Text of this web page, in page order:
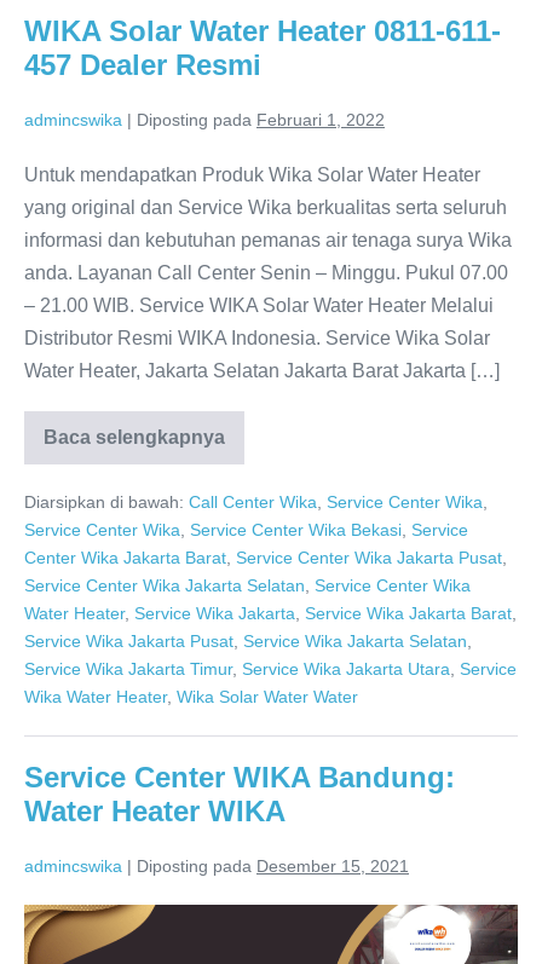
WIKA Solar Water Heater 0811-611-
457 Dealer Resmi
admincswika | Diposting pada Februari 1, 2022
Untuk mendapatkan Produk Wika Solar Water Heater
yang original dan Service Wika berkualitas serta seluruh
informasi dan kebutuhan pemanas air tenaga surya Wika
anda. Layanan Call Center Senin – Minggu. Pukul 07.00
– 21.00 WIB. Service WIKA Solar Water Heater Melalui
Distributor Resmi WIKA Indonesia. Service Wika Solar
Water Heater, Jakarta Selatan Jakarta Barat Jakarta […]
Baca selengkapnya
WIKA
Solar
Heater
0811-
611-
457
Dealer
Diarsipkan di bawah: Call Center Wika Service Center Wika
Service Center Wika
Service Center Wika Bekasi Service
Center Wika Jakarta Barat Service Center Wika Jakarta Pusat
Service Center Wika Jakarta Selatan
Service Center Wika
Water Heater, Service Wika Jakarta Service Wika Jakarta Barat
Service Wika Jakarta Pusat Service Wika Jakarta Selatan
Service Wika Jakarta Timur, Service Wika Jakarta Utara
Service
Wika Water Heater, Wika Solar Water Water
Service Center WIKA Bandung:
Water Heater WIKA
admincswika | Diposting pada Desember 15, 2021
Service
Center